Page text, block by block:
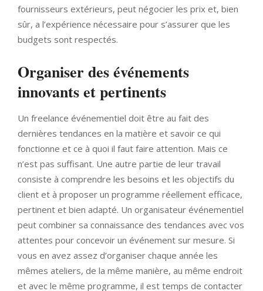
fournisseurs extérieurs, peut négocier les prix et, bien
sûr, a l’expérience nécessaire pour s’assurer que les
budgets sont respectés.
Organiser des événements
innovants et pertinents
Un freelance événementiel doit être au fait des
dernières tendances en la matière et savoir ce qui
fonctionne et ce à quoi il faut faire attention. Mais ce
n’est pas suffisant. Une autre partie de leur travail
consiste à comprendre les besoins et les objectifs du
client et à proposer un programme réellement efficace,
pertinent et bien adapté. Un organisateur événementiel
peut combiner sa connaissance des tendances avec vos
attentes pour concevoir un événement sur mesure. Si
vous en avez assez d’organiser chaque année les
mêmes ateliers, de la même manière, au même endroit
et avec le même programme, il est temps de contacter